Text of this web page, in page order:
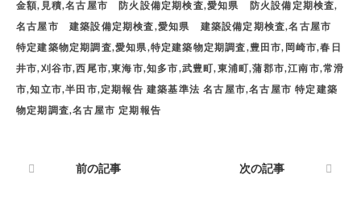
金額,見積,名古屋市 防火設備定期検査,愛知県 防火設備定期検査,
名古屋市 建築設備定期検査,愛知県 建築設備定期検査,名古屋市
特定建築物定期調査,愛知県,特定建築物定期調査,豊田市,岡崎市,春日
井市,刈谷市,西尾市,東海市,知多市,武豊町,東浦町,蒲郡市,江南市,常滑
市,知立市,半田市,定期報告 建築基準法 名古屋市,名古屋市 特定建築
物定期調査,名古屋市 定期報告
前の記事 次の記事